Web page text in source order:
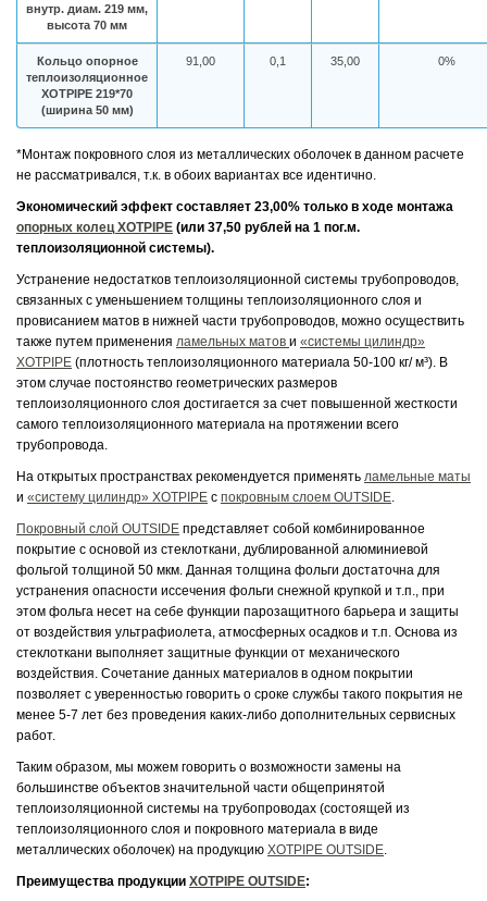
внутр. диам. 219 мм,
высота 70 мм
Кольцо опорное
теплоизоляционное
XOTPIPE 219*70
(ширина 50 мм)
91,00 0,1 35,00 0%
*Монтаж покровного слоя из металлических оболочек в данном расчете
не рассматривался, т.к. в обоих вариантах все идентично.
Экономический эффект составляет 23,00% только в ходе монтажа
опорных колец XOTPIPE (или 37,50 рублей на 1 пог.м.
теплоизоляционной системы).
Устранение недостатков теплоизоляционной системы трубопроводов,
связанных с уменьшением толщины теплоизоляционного слоя и
провисанием матов в нижней части трубопроводов, можно осуществить
также путем применения ламельных матов и «системы цилиндр»
XOTPIPE (плотность теплоизоляционного материала 50-100 кг/ м³). В
этом случае постоянство геометрических размеров
теплоизоляционного слоя достигается за счет повышенной жесткости
самого теплоизоляционного материала на протяжении всего
трубопровода.
На открытых пространствах рекомендуется применять ламельные маты
и «систему цилиндр» XOTPIPE с покровным слоем OUTSIDE.
Покровный слой OUTSIDE представляет собой комбинированное
покрытие с основой из стеклоткани, дублированной алюминиевой
фольгой толщиной 50 мкм. Данная толщина фольги достаточна для
устранения опасности иссечения фольги снежной крупкой и т.п., при
этом фольга несет на себе функции парозащитного барьера и защиты
от воздействия ультрафиолета, атмосферных осадков и т.п. Основа из
стеклоткани выполняет защитные функции от механического
воздействия. Сочетание данных материалов в одном покрытии
позволяет с уверенностью говорить о сроке службы такого покрытия не
менее 5-7 лет без проведения каких-либо дополнительных сервисных
работ.
Таким образом, мы можем говорить о возможности замены на
большинстве объектов значительной части общепринятой
теплоизоляционной системы на трубопроводах (состоящей из
теплоизоляционного слоя и покровного материала в виде
металлических оболочек) на продукцию XOTPIPE OUTSIDE.
Преимущества продукции XOTPIPE OUTSIDE: